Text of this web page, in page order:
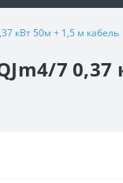
кВт 50м + 1,5 м кабель
7 0,37